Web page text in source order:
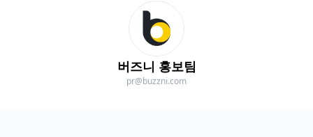
버즈니 홍보팀
pr@buzzni.com